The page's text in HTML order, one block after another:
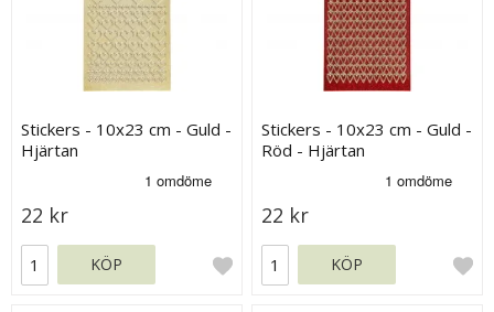
Stickers - 10x23 cm - Guld -
Hjärtan
22 kr
KÖP
Stickers - 10x23 cm - Guld -
Röd - Hjärtan
22 kr
KÖP